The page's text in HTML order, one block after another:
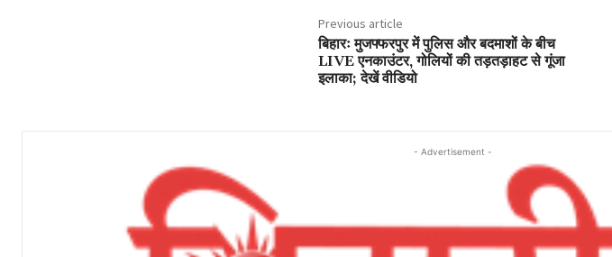
Previous article
बिहारः मुजफ्फरपुर में पुलिस और बदमाशों के बीच
LIVE एनकाउंटर, गोलियों की तड़तड़ाहट से गूंजा
इलाका; देखें वीडियो
- Advertisement -